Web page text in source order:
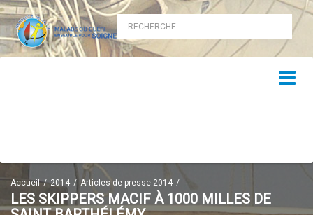
Accueil 2014 Articles de presse 2014
LES SKIPPERS MACIF À 1000 MILLES DE